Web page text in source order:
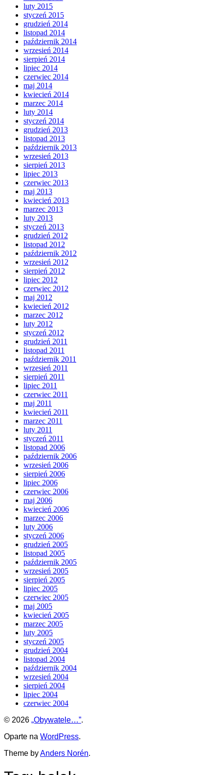
luty 2015
styczeń 2015
grudzień 2014
listopad 2014
październik 2014
wrzesień 2014
sierpień 2014
lipiec 2014
czerwiec 2014
maj 2014
kwiecień 2014
marzec 2014
luty 2014
styczeń 2014
grudzień 2013
listopad 2013
październik 2013
wrzesień 2013
sierpień 2013
lipiec 2013
czerwiec 2013
maj 2013
kwiecień 2013
marzec 2013
luty 2013
styczeń 2013
grudzień 2012
listopad 2012
październik 2012
wrzesień 2012
sierpień 2012
lipiec 2012
czerwiec 2012
maj 2012
kwiecień 2012
marzec 2012
luty 2012
styczeń 2012
grudzień 2011
listopad 2011
październik 2011
wrzesień 2011
sierpień 2011
lipiec 2011
czerwiec 2011
maj 2011
kwiecień 2011
marzec 2011
luty 2011
styczeń 2011
listopad 2006
październik 2006
wrzesień 2006
sierpień 2006
lipiec 2006
czerwiec 2006
maj 2006
kwiecień 2006
marzec 2006
luty 2006
styczeń 2006
grudzień 2005
listopad 2005
październik 2005
wrzesień 2005
sierpień 2005
lipiec 2005
czerwiec 2005
maj 2005
kwiecień 2005
marzec 2005
luty 2005
styczeń 2005
grudzień 2004
listopad 2004
październik 2004
wrzesień 2004
sierpień 2004
lipiec 2004
czerwiec 2004
© 2026 „Obywatele…”.
Oparte na WordPress.
Theme byAnders Norén.